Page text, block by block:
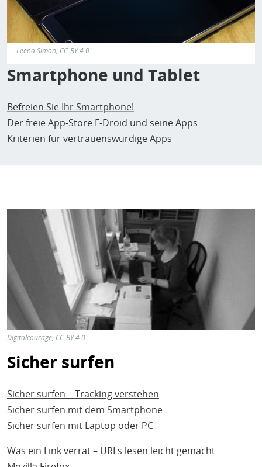
Leena Simon, CC-BY 4.0
Smartphone und Tablet
Befreien Sie Ihr Smartphone!
Der freie App-Store F-Droid und seine Apps
Kriterien für vertrauenswürdige Apps
Digitalcourage, CC-BY 4.0
Sicher surfen
Sicher surfen – Tracking verstehen
Sicher surfen mit dem Smartphone
Sicher surfen mit Laptop oder PC
Was ein Link verrät– URLs lesen leicht gemacht